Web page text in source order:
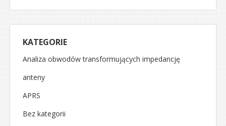
KATEGORIE
Analiza obwodów transformujących impedancję
anteny
APRS
Bez kategorii